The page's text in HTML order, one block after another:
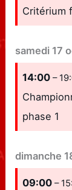
Critérium
samedi 17
14:00–
phase 1
dimanche
09:00–